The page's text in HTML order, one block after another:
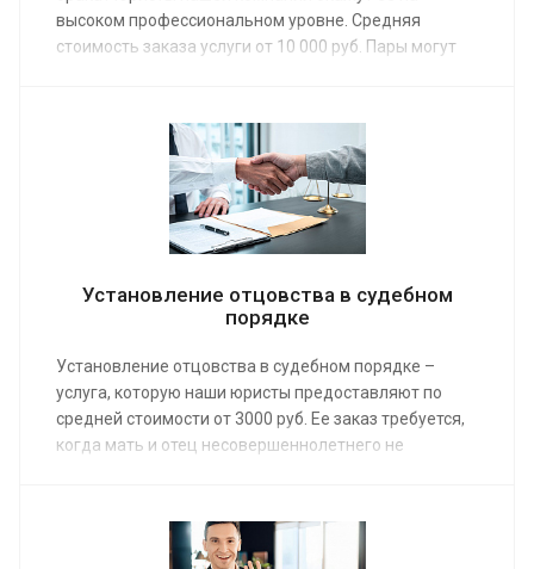
высоком профессиональном уровне. Средняя
стоимость заказа услуги от 10 000 руб. Пары могут
отцовства вне брака.
Установление отцовства в судебном
порядке
Установление отцовства в судебном порядке –
услуга, которую наши юристы предоставляют по
средней стоимости от 3000 руб. Ее заказ требуется,
когда мать и отец несовершеннолетнего не
могут как один из родителей, так и сам ребенок,
достигший совершеннолетия.